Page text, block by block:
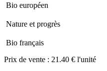
Bio européen
Nature et progrès
Bio français
Prix de vente : 21.40 € l'unité